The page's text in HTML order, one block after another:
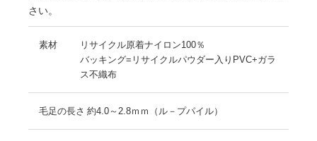
さい。
素材
リサイクル原着ナイロン100％
バッキング=リサイクルパウダー入りPVC+ガラ
ス不織布
毛足の長さ 約4.0～2.8ｍｍ（ル－プパイル）